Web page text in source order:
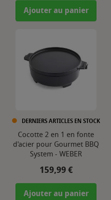
Ajouter au panier
DERNIERS ARTICLES EN STOCK
Cocotte 2 en 1 en fonte
d'acier pour Gourmet BBQ
System - WEBER
Prix
159,99 €
Ajouter au panier